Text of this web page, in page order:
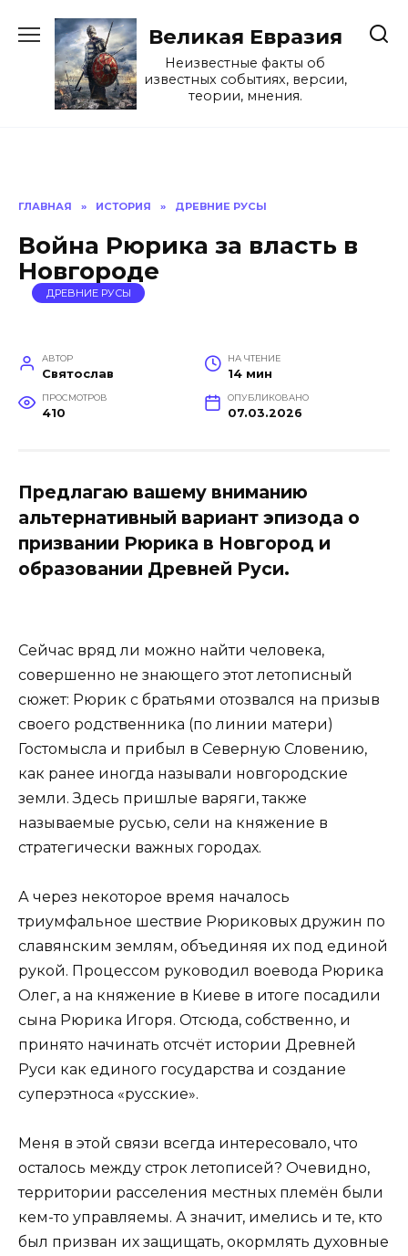
содержанию
Великая Евразия
Неизвестные факты об
известных событиях, версии,
теории, мнения.
ГЛАВНАЯ » ИСТОРИЯ » ДРЕВНИЕ РУСЫ
Война Рюрика за власть в
Новгороде
ДРЕВНИЕ РУСЫ
АВТОР
Святослав
НА ЧТЕНИЕ
14 мин
ПРОСМОТРОВ
410
ОПУБЛИКОВАНО
07.03.2026
Предлагаю вашему вниманию
альтернативный вариант эпизода о
призвании Рюрика в Новгород и
образовании Древней Руси.
Сейчас вряд ли можно найти человека,
совершенно не знающего этот летописный
сюжет: Рюрик с братьями отозвался на призыв
своего родственника (по линии матери)
Гостомысла и прибыл в Северную Словению,
как ранее иногда называли новгородские
земли. Здесь пришлые варяги, также
называемые русью, сели на княжение в
стратегически важных городах.
А через некоторое время началось
триумфальное шествие Рюриковых дружин по
славянским землям, объединяя их под единой
рукой. Процессом руководил воевода Рюрика
Олег, а на княжение в Киеве в итоге посадили
сына Рюрика Игоря. Отсюда, собственно, и
принято начинать отсчёт истории Древней
Руси как единого государства и создание
суперэтноса «русские».
Меня в этой связи всегда интересовало, что
осталось между строк летописей? Очевидно,
территории расселения местных племён были
кем-то управляемы. А значит, имелись и те, кто
был призван их защищать, окормлять духовные